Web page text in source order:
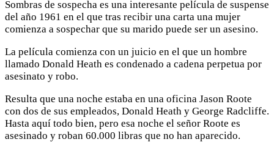
Sombras de sospecha es una interesante película de suspense
del año 1961 en el que tras recibir una carta una mujer
comienza a sospechar que su marido puede ser un asesino.
La película comienza con un juicio en el que un hombre
llamado Donald Heath es condenado a cadena perpetua por
asesinato y robo.
Resulta que una noche estaba en una oficina Jason Roote
con dos de sus empleados, Donald Heath y George Radcliffe.
Hasta aquí todo bien, pero esa noche el señor Roote es
asesinado y roban 60.000 libras que no han aparecido.